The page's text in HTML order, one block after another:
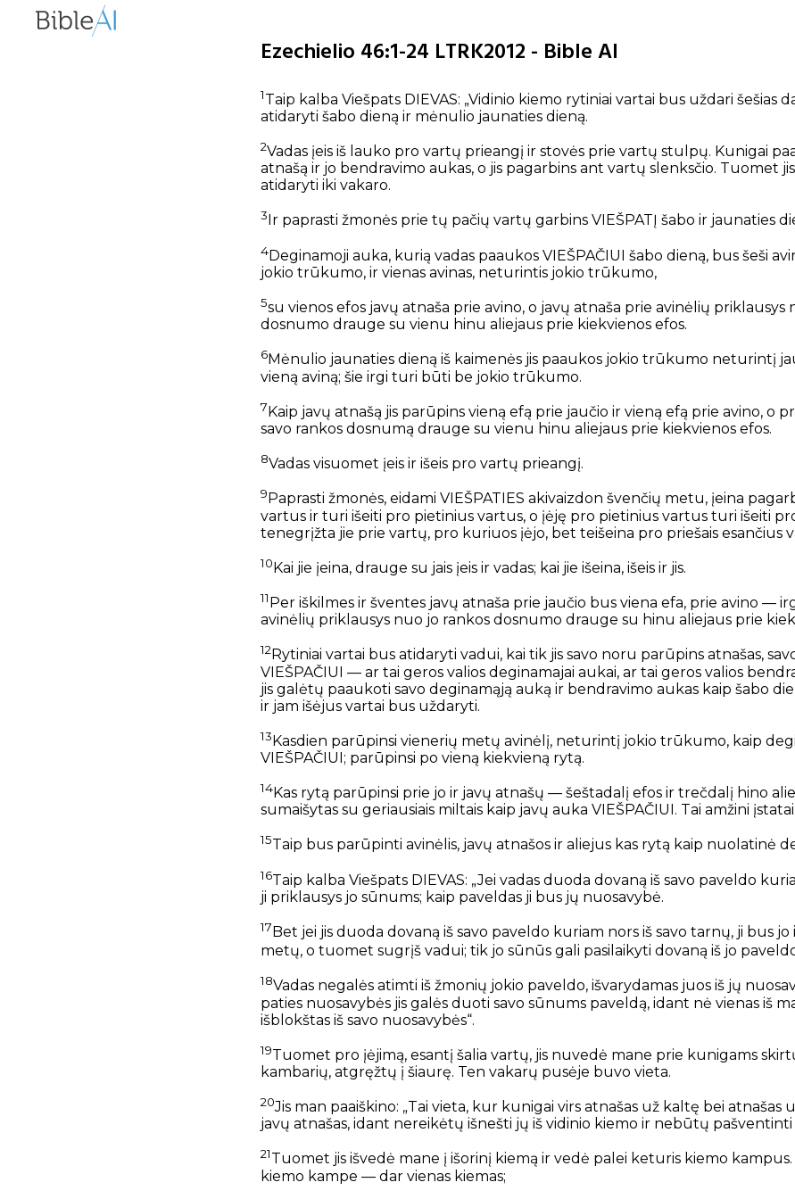
Ezechielio 46:1-24 LTRK2012 - Bible AI
1Taip kalba Viešpats DIEVAS: „Vidinio kiemo rytiniai vartai bus uždari šešias
atidaryti šabo dieną ir mėnulio jaunaties dieną.
2Vadas įeis iš lauko pro vartų prieangį ir stovės prie vartų stulpų. Kunigai
atnašą ir jo bendravimo aukas, o jis pagarbins ant vartų slenksčio. Tuomet
atidaryti iki vakaro.
3 Ir paprasti žmonės prie tų pačių vartų garbins VIEŠPATĮ šabo ir jaunaties
4Deginamoji auka, kurią vadas paaukos VIEŠPAČIUI šabo dieną, bus šeši
jokio trūkumo, ir vienas avinas, neturintis jokio trūkumo,
5su vienos efos javų atnaša prie avino, o javų atnaša prie avinėlių priklausys
dosnumo drauge su vienu hinu aliejaus prie kiekvienos efos.
6Mėnulio jaunaties dieną iš kaimenės jis paaukos jokio trūkumo neturintį
vieną aviną; šie irgi turi būti be jokio trūkumo.
7Kaip javų atnašą jis parūpins vieną efą prie jaučio ir vieną efą prie avino, o
savo rankos dosnumą drauge su vienu hinu aliejaus prie kiekvienos efos.
8Vadas visuomet įeis ir išeis pro vartų prieangį.
9 Paprasti žmonės, eidami VIEŠPATIES akivaizdon švenčių metu, įeina
vartus ir turi išeiti pro pietinius vartus, o įėję pro pietinius vartus turi išeiti
tenegrįžta jie prie vartų, pro kuriuos įėjo, bet teišeina pro priešais esančius
10Kai jie įeina, drauge su jais įeis ir vadas; kai jie išeina, išeis ir jis.
11 Per iškilmes ir šventes javų atnaša prie jaučio bus viena efa, prie avino —
avinėlių priklausys nuo jo rankos dosnumo drauge su hinu aliejaus prie
12Rytiniai vartai bus atidaryti vadui, kai tik jis savo noru parūpins atnašas,
VIEŠPAČIUI — ar tai geros valios deginamajai aukai, ar tai geros valios
jis galėtų paaukoti savo deginamąją auką ir bendravimo aukas kaip šabo
ir jam išėjus vartai bus uždaryti.
13Kasdien parūpinsi vienerių metų avinėlį, neturintį jokio trūkumo, kaip
VIEŠPAČIUI; parūpinsi po vieną kiekvieną rytą.
14Kas rytą parūpinsi prie jo ir javų atnašų — šeštadalį efos ir trečdalį hino
sumaišytas su geriausiais miltais kaip javų auka VIEŠPAČIUI. Tai amžini įstatai.
15Taip bus parūpinti avinėlis, javų atnašos ir aliejus kas rytą kaip nuolatinė
16Taip kalba Viešpats DIEVAS: „Jei vadas duoda dovaną iš savo paveldo
ji priklausys jo sūnums; kaip paveldas ji bus jų nuosavybė.
17 Bet jei jis duoda dovaną iš savo paveldo kuriam nors iš savo tarnų, ji bus jo
metų, o tuomet sugrįš vadui; tik jo sūnūs gali pasilaikyti dovaną iš jo
18Vadas negalės atimti iš žmonių jokio paveldo, išvarydamas juos iš jų
paties nuosavybės jis galės duoti savo sūnums paveldą, idant nė vienas iš
išblokštas iš savo nuosavybės“.
19Tuomet pro įėjimą, esantį šalia vartų, jis nuvedė mane prie kunigams
kambarių, atgręžtų į šiaurę. Ten vakarų pusėje buvo vieta.
20Jis man paaiškino: „Tai vieta, kur kunigai virs atnašas už kaltę bei atnašas
javų atnašas, idant nereikėtų išnešti jų iš vidinio kiemo ir nebūtų pašventinti
21Tuomet jis išvedė mane į išorinį kiemą ir vedė palei keturis kiemo
kiemo kampe — dar vienas kiemas;